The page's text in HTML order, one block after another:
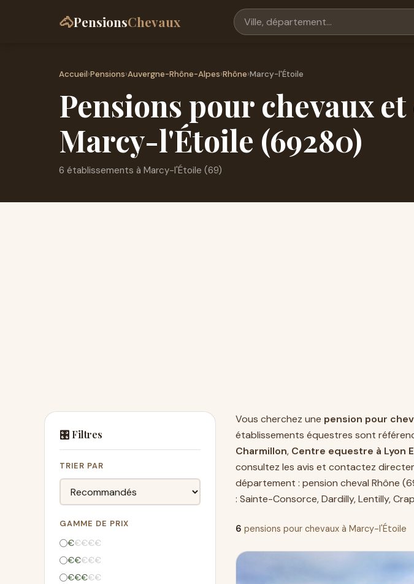
🐴PensionsChevaux
Accueil›Pensions›Auvergne-Rhône-Alpes›Rhône›Marcy-l'Étoile
Pensions pour chevaux
Marcy-l'Étoile (69280)
6 établissements à Marcy-l'Étoile (69)
🎛️ Filtres
TRIER PAR
GAMME DE PRIX
€€€€€
€€€€€
€€€€€
Vous cherchez une pension pour
établissements équestres sont
Charmillon, Centre equestre à Lyon
consultez les avis et contactez
département : pension cheval Rhône
: Sainte-Consorce,Dardilly,Lentilly,
6 pensions pour chevaux à Marcy-l'Étoile